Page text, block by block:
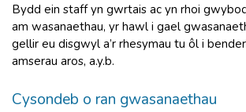
Bydd ein staff yn gwrtais ac yn rhoi
am wasanaethau, yr hawl i gael
gellir eu disgwyl a’r rhesymau tu ôl i
amserau aros, a.y.b.
Cysondeb o ran gwasanaethau